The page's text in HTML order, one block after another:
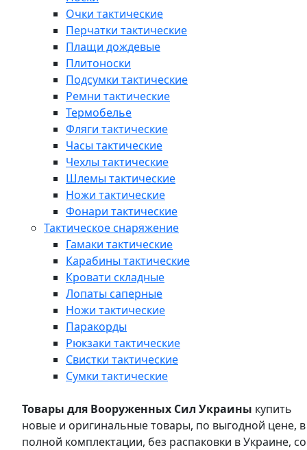
Очки тактические
Перчатки тактические
Плащи дождевые
Плитоноски
Подсумки тактические
Ремни тактические
Термобелье
Фляги тактические
Часы тактические
Чехлы тактические
Шлемы тактические
Ножи тактические
Фонари тактические
Тактическое снаряжение
Гамаки тактические
Карабины тактические
Кровати складные
Лопаты саперные
Ножи тактические
Паракорды
Рюкзаки тактические
Свистки тактические
Сумки тактические
Товары для Вооруженных Сил Украины купить
новые и оригинальные товары, по выгодной цене, в
полной комплектации, без распаковки в Украине, со